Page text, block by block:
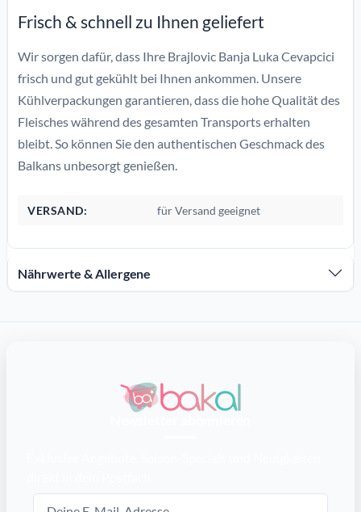
Frisch & schnell zu Ihnen geliefert
Wir sorgen dafür, dass Ihre Brajlovic Banja Luka Cevapcici
frisch und gut gekühlt bei Ihnen ankommen. Unsere
Kühlverpackungen garantieren, dass die hohe Qualität des
Fleisches während des gesamten Transports erhalten
bleibt. So können Sie den authentischen Geschmack des
Balkans unbesorgt genießen.
VERSAND: für Versand geeignet
Nährwerte & Allergene
E-Mail-Adresse